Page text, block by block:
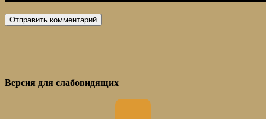
Версия для слабовидящих